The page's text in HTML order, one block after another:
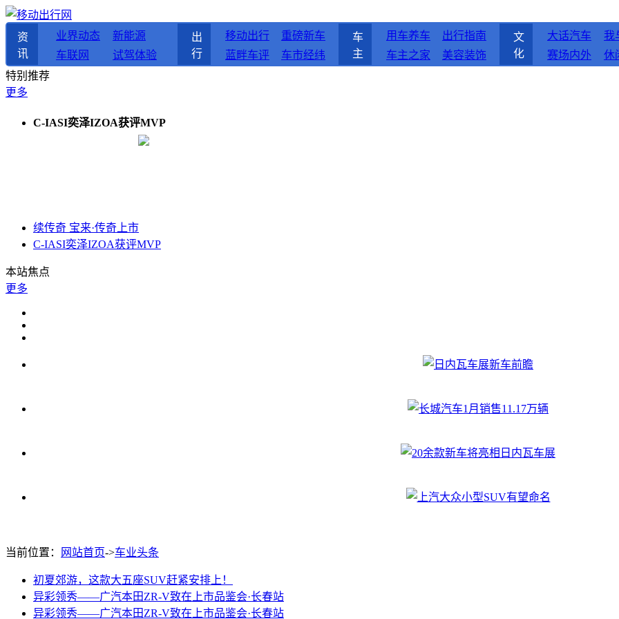
资
讯
业界动态
新能源
车联网
试驾体验
出
行
移动出行
重磅新车
蓝畔车评
车市经纬
车
主
用车养车
出行指南
车主之家
美容装饰
文
化
大话汽车
我
赛场内外
休
特别推荐
更多
C-IASI奕泽IZOA获评MVP
续传奇 宝来·传奇上市
C-IASI奕泽IZOA获评MVP
本站焦点
更多
当前位置： 网站首页->车业头条
初夏郊游，这款大五座SUV赶紧安排上！
异彩领秀——广汽本田ZR-V致在上市品鉴会·长春站
异彩领秀——广汽本田ZR-V致在上市品鉴会·长春站